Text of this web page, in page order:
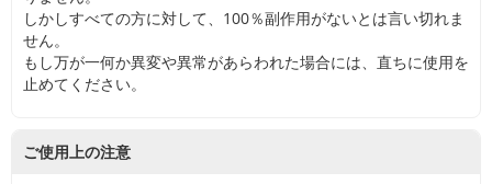
しかしすべての方に対して、100％副作用がないとは言い切れま
せん。
もし万が一何か異変や異常があらわれた場合には、直ちに使用を
止めてください。
ご使用上の注意